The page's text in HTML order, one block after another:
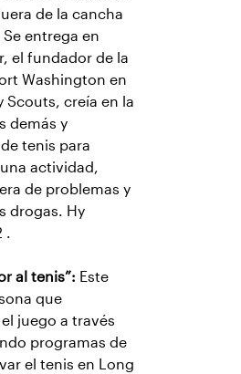
de la cancha
entrega en
el fundador de la
Washington en
Scouts, creía en la
demás y
tenis para
actividad,
de problemas y
drogas. Hy
.
al tenis”: Este
que
juego a través
programas de
el tenis en Long